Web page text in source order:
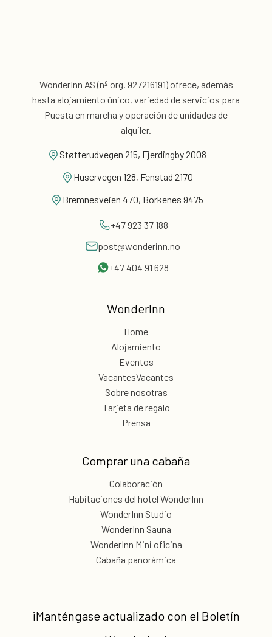
WonderInn AS (nº org. 927216191) ofrece, además
hasta alojamiento único, variedad de servicios para
Puesta en marcha y operación de unidades de
alquiler.
Støtterudvegen 215, Fjerdingby 2008
Huservegen 128, Fenstad 2170
Bremnesveien 470, Borkenes 9475
+47 923 37 188
post@wonderinn.no
+47 404 91 628
WonderInn
Home
Alojamiento
Eventos
VacantesVacantes
Sobre nosotras
Tarjeta de regalo
Prensa
Comprar una cabaña
Colaboración
Habitaciones del hotel WonderInn
WonderInn Studio
WonderInn Sauna
WonderInn Mini oficina
Cabaña panorámica
¡Manténgase actualizado con el Boletín